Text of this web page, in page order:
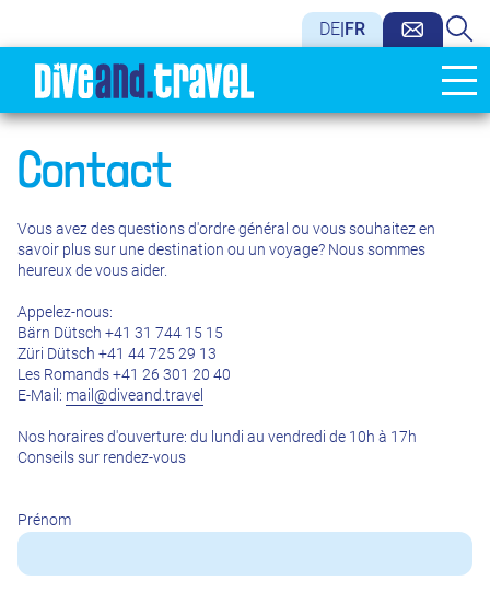
DE FR
Contact
Vous avez des questions d'ordre général ou vous souhaitez en
savoir plus sur une destination ou un voyage? Nous sommes
heureux de vous aider.
Appelez-nous:
Bärn Dütsch +41 31 744 15 15
Züri Dütsch +41 44 725 29 13
Les Romands +41 26 301 20 40
E-Mail: mail@diveand.travel
Nos horaires d'ouverture: du lundi au vendredi de 10h à 17h
Conseils sur rendez-vous
Prénom